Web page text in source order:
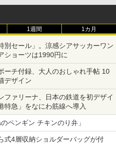
1週間 1カ月
別セール」。涼感シアサッカーワン
ショーツは1990円に
ーチ付録、大人のおしゃれ手帖 10
デザイン
ファリーナ、日本の鉄道を初デザイ
特急」をなにわ筋線へ導入
ペンギン チキンのり弁」
式4層収納ショルダーバッグが付